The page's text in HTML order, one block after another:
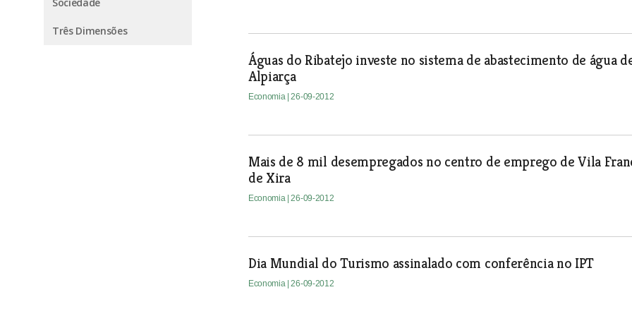
Três Dimensões
Águas do Ribatejo investe no sistema de abastecimento de água
Alpiarça
Economia | 26-09-2012
Mais de 8 mil desempregados no centro de emprego de Vila
de Xira
Economia | 26-09-2012
Dia Mundial do Turismo assinalado com conferência no IPT
Economia | 26-09-2012